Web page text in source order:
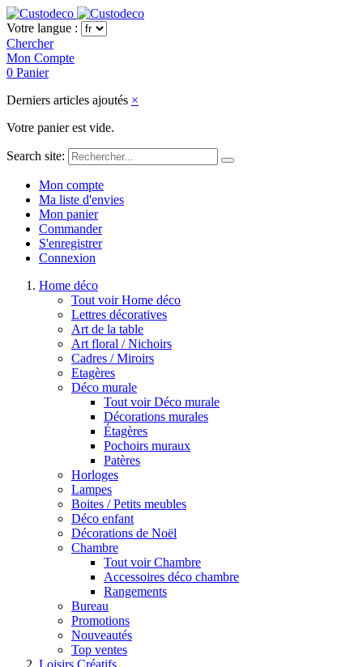
Votre langue :
Chercher
Mon Compte
0 Panier
Derniers articles ajoutés ×
Votre panier est vide.
Search site:
Mon compte
Ma liste d'envies
Mon panier
Commander
S'enregistrer
Connexion
Home déco
Tout voir Home déco
Lettres décoratives
Art de la table
Art floral / Nichoirs
Cadres / Miroirs
Etagères
Déco murale
Tout voir Déco murale
Décorations murales
Étagères
Pochoirs muraux
Patères
Horloges
Lampes
Boites / Petits meubles
Déco enfant
Décorations de Noël
Chambre
Tout voir Chambre
Accessoires déco chambre
Rangements
Bureau
Promotions
Nouveautés
Top ventes
Loisirs Créatifs